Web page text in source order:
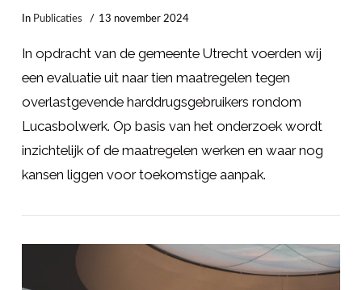
In Publicaties 13 november 2024
In opdracht van de gemeente Utrecht voerden wij
een evaluatie uit naar tien maatregelen tegen
overlastgevende harddrugsgebruikers rondom
Lucasbolwerk. Op basis van het onderzoek wordt
inzichtelijk of de maatregelen werken en waar nog
kansen liggen voor toekomstige aanpak.